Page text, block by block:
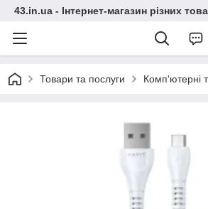
43.in.ua - Інтернет-магазин різних
Товари та послуги Комп'ютерні